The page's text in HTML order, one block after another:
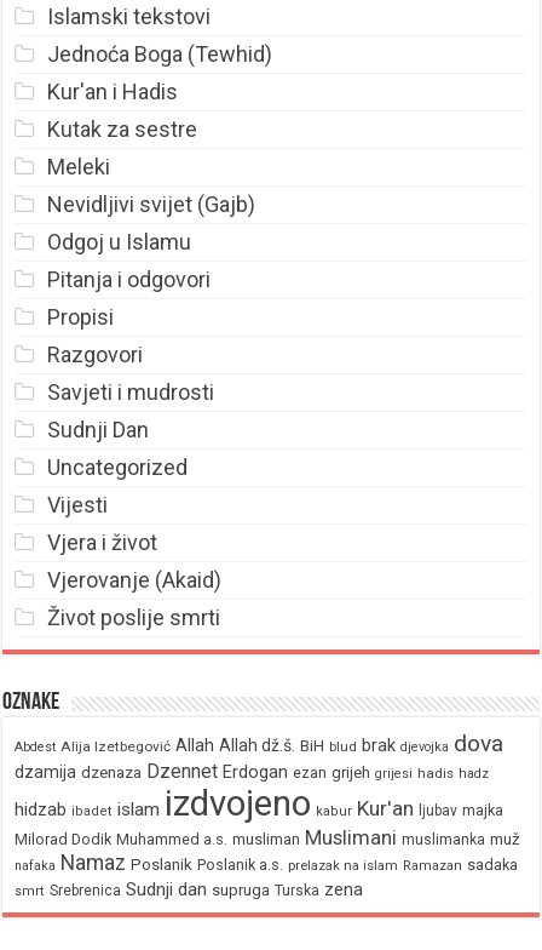
Islamski tekstovi
Jednoća Boga (Tewhid)
Kur'an i Hadis
Kutak za sestre
Meleki
Nevidljivi svijet (Gajb)
Odgoj u Islamu
Pitanja i odgovori
Propisi
Razgovori
Savjeti i mudrosti
Sudnji Dan
Uncategorized
Vijesti
Vjera i život
Vjerovanje (Akaid)
Život poslije smrti
Oznake
Abdest Alija Izetbegović Allah Allah dž.š. BiH blud brak djevojka dova
dzamija dzenaza Dzennet Erdogan ezan grijeh grijesi hadis hadz
hidzab ibadet islam izdvojeno kabur Kur'an ljubav majka
Milorad Dodik Muhammed a.s. musliman Muslimani muslimanka muž
nafaka Namaz Poslanik Poslanik a.s. prelazak na islam Ramazan sadaka
smrt Srebrenica Sudnji dan supruga Turska zena